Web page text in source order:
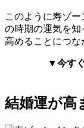
このように寿ゾ
の時期の運気を
高めることにつな
▼今す
結婚運が高